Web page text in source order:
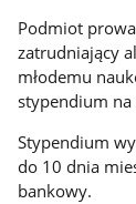
Podmiot
zatrudniający
młodemu
stypendium
Stypendium
do 10 dnia
bankowy.